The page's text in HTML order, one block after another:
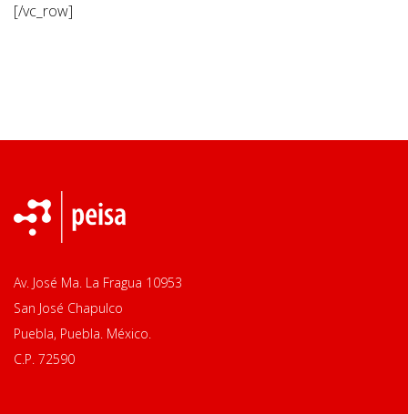
[/vc_row]
Av. José Ma. La Fragua 10953
San José Chapulco
Puebla, Puebla. México.
C.P. 72590